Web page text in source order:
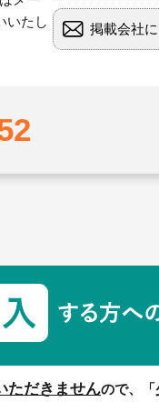
いたし
掲載会社
ただきませんので、「